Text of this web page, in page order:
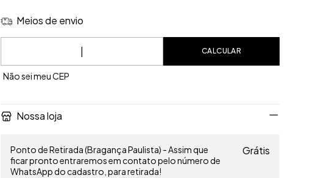
Meios de envio
Entregas para o CEP:
CALCULAR
Não sei meu CEP
Nossa loja
Ponto de Retirada (Bragança Paulista) - Assim que
ficar pronto entraremos em contato pelo número de
WhatsApp do cadastro, para retirada!
Grátis